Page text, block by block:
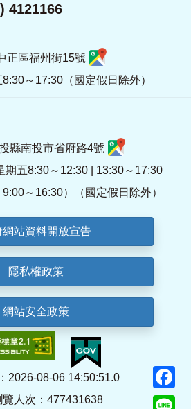
4121166
正區福州街15號
～17:30（國定假日除外）
縣南投市省府路4號
期五8:30～12:30 | 13:30～17:30
9:00～16:30）（國定假日除外）
網站資料開放宣告
隱私權政策
網站安全政策
2026-08-06 14:50:51.0
覽人次：477431638